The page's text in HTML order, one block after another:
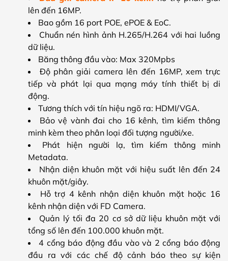
lên đến 16MP.
Bao gồm 16 port POE, ePOE & EoC.
Chuẩn nén hình ảnh H.265/H.264 với hai luồng
dữ liệu.
Băng thông đầu vào: Max 320Mpbs
Độ phân giải camera lên đến 16MP, xem trực
tiếp và phát lại qua mạng máy tính thiết bị di
động.
Tương thích với tín hiệu ngõ ra: HDMI/VGA.
Bảo vệ vành đai cho 16 kênh, tìm kiếm thông
minh kèm theo phân loại đối tượng người/xe.
Phát hiện người lạ, tìm kiếm thông minh
Metadata.
Nhận diện khuôn mặt với hiệu suất lên đến 24
khuôn mặt/giây.
Hỗ trợ 4 kênh nhận diện khuôn mặt hoặc 16
kênh nhận diện với FD Camera.
Quản lý tối đa 20 cơ sở dữ liệu khuôn mặt với
tổng số lên đến 100.000 khuôn mặt.
4 cổng báo động đầu vào và 2 cổng báo động
đầu ra với các chế độ cảnh báo theo sự kiện